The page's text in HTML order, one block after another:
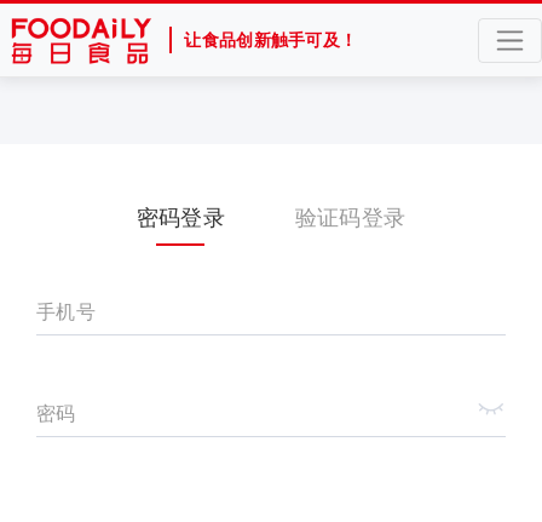
让食品创新触手可及！
密码登录 验证码登录
手机号
密码